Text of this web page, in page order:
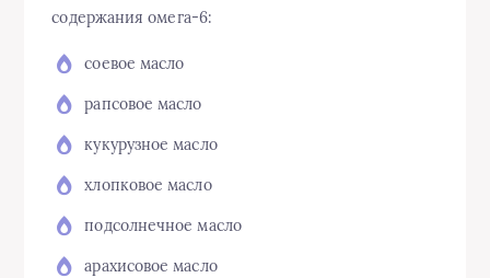
содержания омега-6:
соевое масло
рапсовое масло
кукурузное масло
хлопковое масло
подсолнечное масло
арахисовое масло